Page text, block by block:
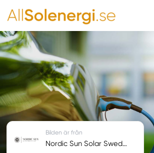
Bilden är från
Nordic Sun Solar Sweden AB